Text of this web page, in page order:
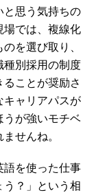
思う気持ちの
場では、複線化
を選び取り、
種別採用の制度
ことが奨励さ
キャリアパスが
うが強いモチベ
せんね。
を使った仕事
う？」という相